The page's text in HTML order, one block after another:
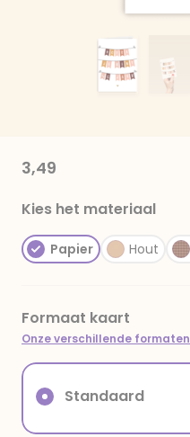
3,49
Kies het materiaal
Papier Hout
Formaat kaart
Onze verschillende formaten
Standaard